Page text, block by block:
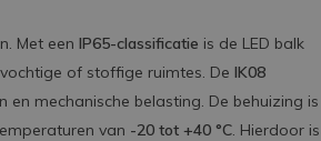
Met een IP65-classificatie is de LED balk
of stoffige ruimtes. De IK08
mechanische belasting. De behuizing is
van -20 tot +40 °C. Hierdoor is